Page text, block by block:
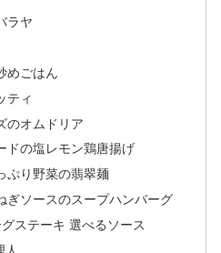
ラヤ
めごはん
ティ
のオムドリア
ドの塩レモン鶏唐揚げ
ぷり野菜の翡翠麺
ぎソースのスープハンバーグ
ステーキ 選べるソース